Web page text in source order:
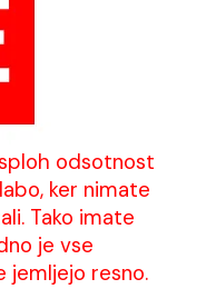
odsotnost
ker nimate
Tako imate
je vse
jemljejo resno.